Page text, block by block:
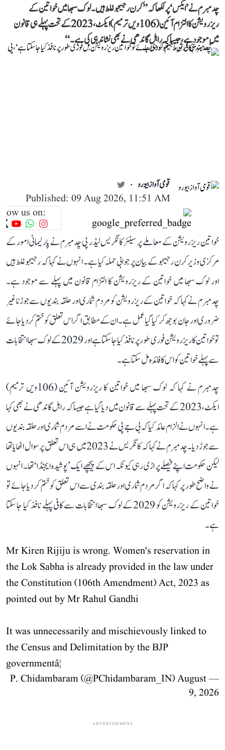
چدمبرم نے ’ایکس‘ پر لکھا کہ ’’کرن رجیجو غلط ہیں۔ لوک سبھا میں خواتین کے
ریزرویشن کا التزام آئین (106ویں ترمیم) ایکٹ، 2023 کے تحت پہلے ہی قانون
میں موجود ہے، جیسا کہ راہل گاندھی نے بھی نشاندہی کی ہے۔‘‘
قومی آواز بیورو
Published: 09 Aug 2026, 11:51 AM
us on:
خواتین ریزرویشن کے معاملے پر سینئر کانگریس لیڈر پی چدمبرم نے پارلیمانی امور کے
مرکزی وزیر کرن رجیجو کے بیان پر جوابی حملہ کیا ہے۔ انہوں نے کہا کہ رجیجو غلط ہیں
اور لوک سبھا میں خواتین کے ریزرویشن کا التزام قانون میں پہلے سے موجود ہے۔
چدمبرم نے کہا کہ خواتین کے ریزرویشن کو مردم شماری اور حلقہ بندیوں سے جوڑنا غیر
ضروری اور جان بوجھ کر کیا گیا عمل ہے۔ ان کے مطابق اگر اس تعلق کو ختم کر دیا جائے
تو خواتین کا ریزرویشن فوری طور پر نافذ کیا جا سکتا ہے اور 2029 کے لوک سبھا انتخابات
سے پہلے خواتین کو اس کا فائدہ مل سکتا ہے۔
چدمبرم نے کہا کہ لوک سبھا میں خواتین کا ریزرویشن آئین (106ویں ترمیم)
ایکٹ، 2023 کے تحت پہلے سے قانون میں دیا گیا ہے جیسا کہ راہل گاندھی نے بھی کہا
ہے۔ انہوں نے الزام عائد کیا کہ بی جے پی حکومت نے اسے مردم شماری اور حلقہ بندیوں
سے جوڑ دیا۔ چدمبرم نے کہا کہ کانگریس نے 2023 میں ہی اس تعلق پر سوال اٹھایا تھا
لیکن حکومت اپنے فیصلے پر اڑی رہی کیونکہ اس کے پیچھے ایک ’پوشیدہ ایجنڈا‘ تھا۔ انہوں
نے واضح طور پر کہا کہ اگر مردم شماری اور حلقہ بندی سے اس تعلق کو ختم کر دیا جائے تو
خواتین کے ریزرویشن کو 2029 کے لوک سبھا انتخابات سے کافی پہلے نافذ کیا جا سکتا
ہے۔
Mr Kiren Rijiju is wrong. Women's reservation in
the Lok Sabha is already provided in the law under
the Constitution (106th Amendment) Act, 2023 as
pointed out by Mr Rahul Gandhi
It was unnecessarily and mischievously linked to
the Census and Delimitation by the BJP
governmentâ¦
— P. Chidambaram (@PChidambaram_IN)
August
9, 2026
ADVERTISEMENT